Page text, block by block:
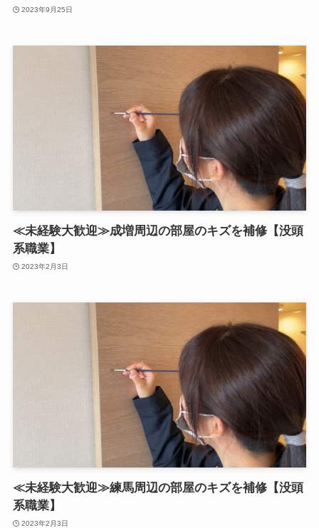
2023年9月25日
≪未経験大歓迎≫成増周辺の部屋のキズを補修【没頭
系職業】
2023年2月3日
≪未経験大歓迎≫練馬周辺の部屋のキズを補修【没頭
系職業】
2023年2月3日